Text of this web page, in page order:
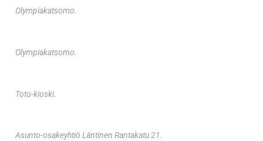
Olympiakatsomo.
Olympiakatsomo.
Toto-kioski.
Asunto-osakeyhtiö Läntinen Rantakatu 21.